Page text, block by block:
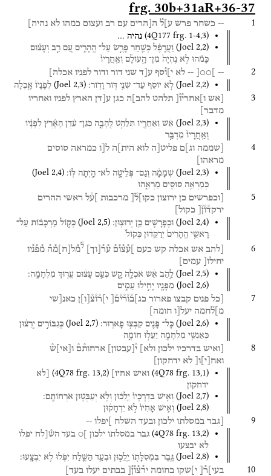
frg. 30b+31aR+36-37
1
-- כשחר פרש ע]ל֯ ה[הרים עם רב ועצום כמהו לא נהיה]
(4Q177 frg. 1-4,3) נהיה …
(Joel 2,2) וַעֲרָפֶ֔ל כְּשַׁ֖חַר פָּרֻ֣שׂ עַל־ הֶֽהָרִ֑ים עַ֚ם רַ֣ב וְעָצ֔וּם
כָּמֹ֗הוּ לֹ֤א נִֽהְיָה֙ מִן־ הָ֣עוֹלָ֔ם וְאַֽחֲרָיו֙
2
--
]○○[
-- לא י]ו֯סף ע[ד שני דור ודור לפניו אכלה]
(Joel 2,2) לֹ֣א יוֹסֵ֔ף עַד־ שְׁנֵ֖י דּ֥וֹר וָדֽוֹר׃ (Joel 2,3) לְפָנָיו֙ אָ֣כְלָה
3 [אש ו]אחרי֯ו֯[ תלהט להב]ה כגן ע[דן הארץ לפניו ואחריו
מדבר]
(Joel 2,3) אֵ֔שׁ וְאַחֲרָ֖יו תְּלַהֵ֣ט לֶֽהָבָ֑ה כְּגַן־ עֵ֨דֶן הָאָ֜רֶץ לְפָנָ֗יו
וְאַֽחֲרָיו֙ מִדְבַּ֣ר
4 [שממה וג]ם פליט[ה לוא הית]ה ל[ו כמראה סוסים
מראהו]
(Joel 2,3) שְׁמָמָ֔ה וְגַם־ פְּלֵיטָ֖ה לֹא־ הָ֥יְתָה לּֽוֹ׃ (Joel 2,4)
כְּמַרְאֵ֥ה סוּסִ֖ים מַרְאֵ֑הוּ
5 [וכפרשים כן ירוצון כקו]ל֯[ מרכבות ]ע֯ל ראשי ההרים
ירקד֯ו֯ן֯[
כקול]
(Joel 2,4) וּכְפָרָשִׁ֖ים כֵּ֥ן יְרוּצֽוּן׃ (Joel 2,5) כְּק֣וֹל מַרְכָּב֗וֹת עַל־
רָאשֵׁ֤י הֶֽהָרִים֙ יְרַקֵּד֔וּן כְּקוֹל֙
6 [להב אש אכלה קש כעם ]ע֯צ֯ו֯ם֯ ע֯ר֯ וך ל֯מ֯ל ח מ֯ה֯ מ֯פ֯נ֯יו
יחילו[
עמים]
(Joel 2,5) לַ֣הַב אֵ֔שׁ אֹכְלָ֖ה קָ֑שׁ כְּעַ֣ם עָצ֔וּם עֱר֖וּךְ מִלְחָמָֽה׃
(Joel 2,6) מִפָּנָ֖יו יָחִ֣ילוּ עַמִּ֑ים
7 [כל פנים קבצו פארור כג]ב֯ו֯ר֯י֯ם֯[ י]ר֯ו֯צ֯ ו ן כאנ[שי
מ]ל֯חמה יעל[ו חומה]
(Joel 2,6) כָּל־ פָּנִ֖ים קִבְּצ֥וּ פָארֽוּר׃ (Joel 2,7) כְּגִבּוֹרִ֣ים יְרֻצ֔וּן
כְּאַנְשֵׁ֥י מִלְחָמָ֖ה יַעֲל֣וּ חוֹמָ֑ה
8 [ואיש בדרכיו ילכון ולא] י֯ עבטון ארחות֯ם֯ ו אי ש֯
ואח י ו[ לא ידחקון]
(4Q78 frg. 13,1) ואיש אחיו] (4Q78 frg. 13,2)
[לא
ידחקון
(Joel 2,7) וְאִ֤ישׁ בִּדְרָכָיו֙ יֵֽלֵכ֔וּן וְלֹ֥א יְעַבְּט֖וּן אֹרְחוֹתָֽם׃
(Joel 2,8) וְאִ֤ישׁ אָחִיו֙ לֹ֣א יִדְחָק֔וּן
9 [גבר במסלתו ילכון ובעד השלח ]יפלו --
(4Q78 frg. 13,2) גבר במסלתו ילכון ]○ בעד הש֯[לח יפלו
לא יבצעו
(Joel 2,8) גֶּ֥בֶר בִּמְסִלָּת֖וֹ יֵֽלֵכ֑וּן וּבְעַ֥ד הַשֶּׁ֛לַח יִפֹּ֖לוּ לֹ֥א יִבְצָֽעוּ׃
10 בעי]ר֯[ י]שקו בחומה יר֯צ֯ו֯ן֯[ בבתים יעלו בעד]